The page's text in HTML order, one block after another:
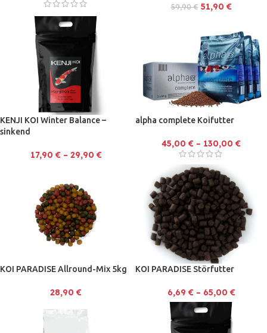
59,90€ 51,90 €
KENJI KOI Winter Balance –
sinkend
17,90 €– 29,90 €
alpha complete Koifutter
45,00 € – 130,00 €
KOI PARADISE Allround-Mix 5kg
28,90 €
KOI PARADISE Störfutter
6,69 €– 65,00 €